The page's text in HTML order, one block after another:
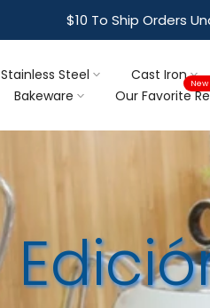
$10 To Ship Orders
Stainless Steel Cast Iron
Bakeware Our Favorite